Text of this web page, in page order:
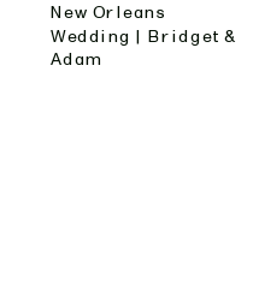
New Orleans
Wedding | Bridget &
Adam